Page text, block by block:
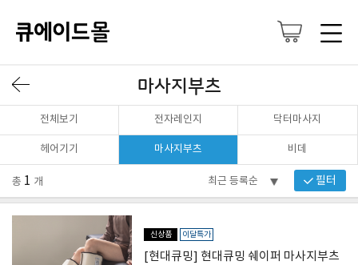
마사지부츠
전체보기 전자레인지 닥터마사지
헤어기기 마사지부츠 비데
총 1 개 필터
신상품 이달특가
[현대큐밍] 현대큐밍 쉐이퍼 마사지부츠